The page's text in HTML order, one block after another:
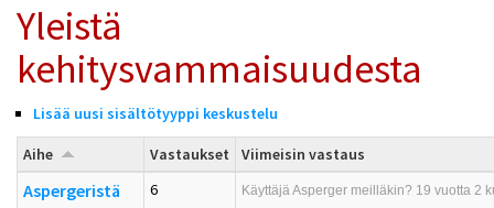
Yleistä
kehitysvammaisuudesta
Lisää uusi sisältötyyppi keskustelu
Aihe Vastaukset Viimeisin vastaus
Aspergeristä 6 KäyttäjäAsperger meilläkin? 19 vuotta 2